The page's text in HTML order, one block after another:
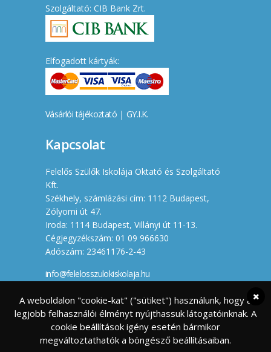
Szolgáltató: CIB Bank Zrt.
Elfogadott kártyák:
Vásárlói tájékoztató | GY.I.K.
Kapcsolat
Felelős Szülők Iskolája Oktató és Szolgáltató
Kft.
Székhely, számlázási cím: 1112 Budapest,
Zólyomi út 47.
Iroda: 1114 Budapest, Villányi út 11-13.
Cégjegyzékszám: 01 09 966630
Adószám: 23461176-2-43
info@felelosszulokiskolaja.hu
Készítette
A weboldalon "cookie-kat" ("sütiket") használunk, hogy a
legjobb felhasználói élményt nyújthassuk látogatóinknak. A
cookie beállítások igény esetén bármikor
megváltoztathatók a böngésző beállításaiban.